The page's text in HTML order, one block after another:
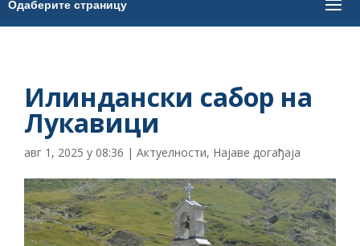
Илиндански сабор на
Лукавици
авг 1, 2025 у 08:36 | Актуелности, Најаве догађаја